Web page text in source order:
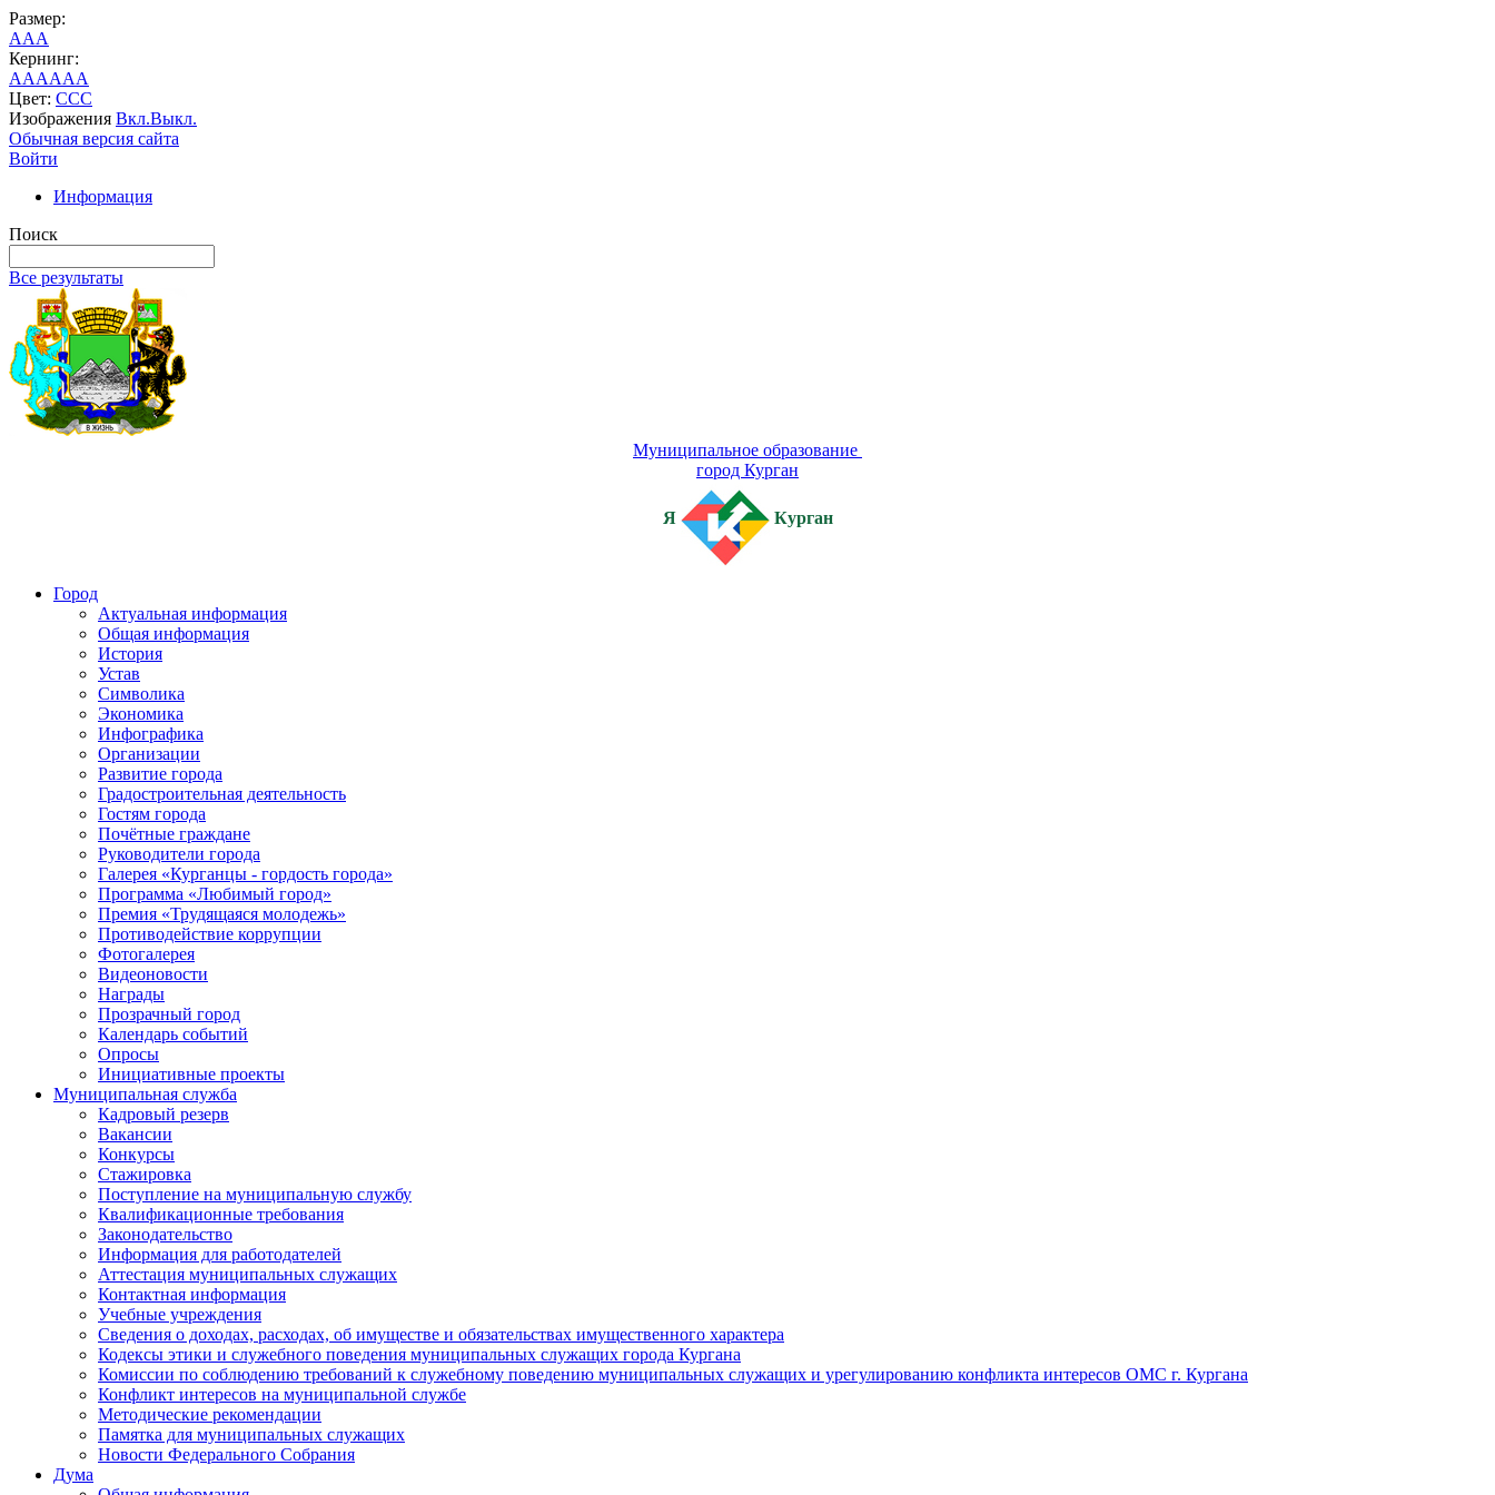
Размер:
AAA
Кернинг:
AAAAAA
Цвет: CCC
Изображения Вкл.Выкл.
Обычная версия сайта
Войти
Информация
Поиск
Все результаты
Муниципальное образование
город Курган
Я Курган
Город
Актуальная информация
Общая информация
История
Устав
Символика
Экономика
Инфографика
Организации
Развитие города
Градостроительная деятельность
Гостям города
Почётные граждане
Руководители города
Галерея «Курганцы - гордость города»
Программа «Любимый город»
Премия «Трудящаяся молодежь»
Противодействие коррупции
Фотогалерея
Видеоновости
Награды
Прозрачный город
Календарь событий
Опросы
Инициативные проекты
Муниципальная служба
Кадровый резерв
Вакансии
Конкурсы
Стажировка
Поступление на муниципальную службу
Квалификационные требования
Законодательство
Информация для работодателей
Аттестация муниципальных служащих
Контактная информация
Учебные учреждения
Сведения о доходах, расходах, об имуществе и обязательствах имущественного характера
Кодексы этики и служебного поведения муниципальных служащих города Кургана
Комиссии по соблюдению требований к служебному поведению муниципальных служащих и урегулированию конфликта интересов ОМС г. Кургана
Конфликт интересов на муниципальной службе
Методические рекомендации
Памятка для муниципальных служащих
Новости Федерального Cобрания
Дума